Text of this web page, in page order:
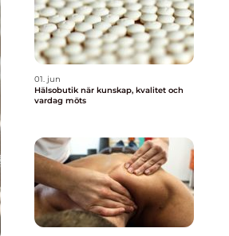
01. jun
Hälsobutik när kunskap, kvalitet och
vardag möts